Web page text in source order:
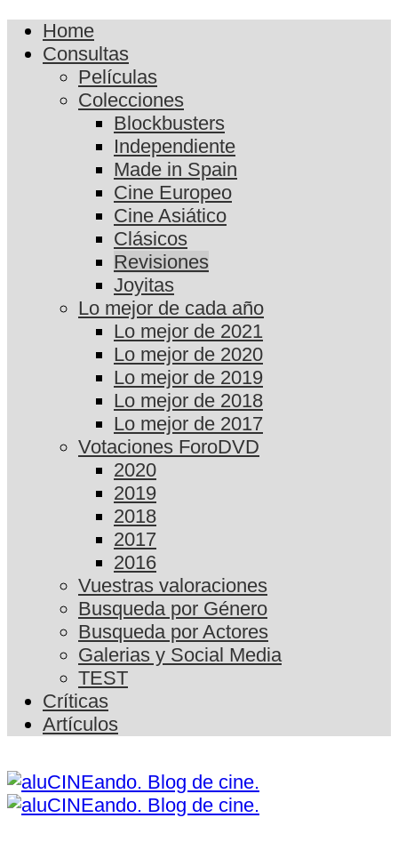
Home
Consultas
Películas
Colecciones
Blockbusters
Independiente
Made in Spain
Cine Europeo
Cine Asiático
Clásicos
Revisiones
Joyitas
Lo mejor de cada año
Lo mejor de 2021
Lo mejor de 2020
Lo mejor de 2019
Lo mejor de 2018
Lo mejor de 2017
Votaciones ForoDVD
2020
2019
2018
2017
2016
Vuestras valoraciones
Busqueda por Género
Busqueda por Actores
Galerias y Social Media
TEST
Críticas
Artículos